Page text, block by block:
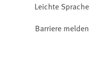
Leichte Sprache
Barriere melden